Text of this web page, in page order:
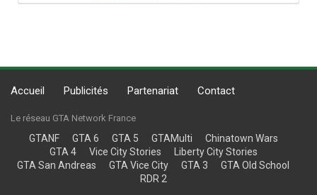
Accueil Publicités Partenariat Contact
Le réseau GTA Network France
GTANF GTA 6 GTA 5 GTAMulti
Chinatown Wars
GTA 4
Vice City Stories
Liberty City Stories
GTA San Andreas
GTA Vice City GTA 3
GTA Old School
RDR 2